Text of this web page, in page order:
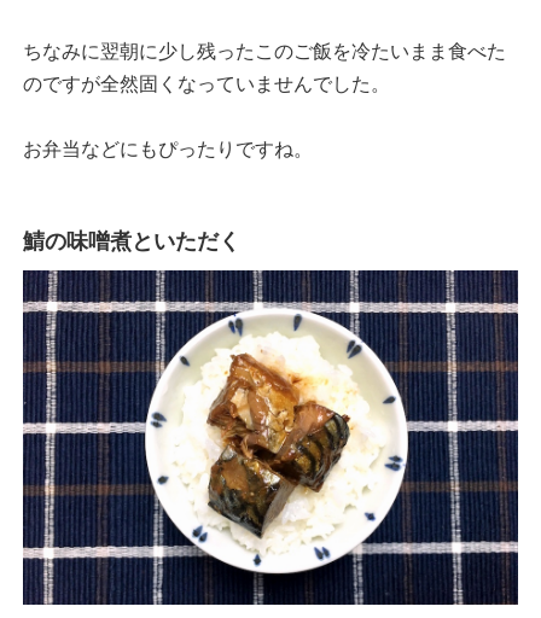
ちなみに翌朝に少し残ったこのご飯を冷たいまま食べた
のですが全然固くなっていませんでした。
お弁当などにもぴったりですね。
鯖の味噌煮といただく